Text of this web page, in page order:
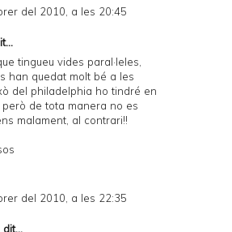
del 2010, a les 20:45
tingueu vides paral·leles,
han quedat molt bé a les
del philadelphia ho tindré en
però de tota manera no es
malament, al contrari!!
del 2010, a les 22:35
dit...